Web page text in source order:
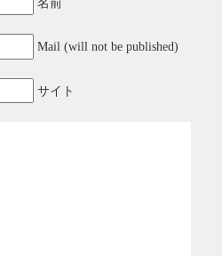
名前
Mail (will not be published)
サイト